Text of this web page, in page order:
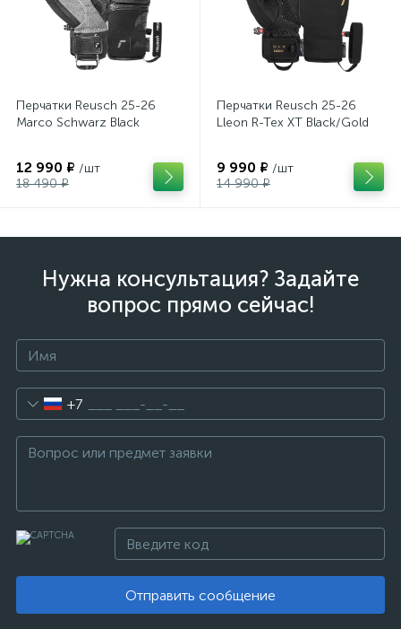
Перчатки Reusch 25-26
Marco Schwarz Black
12 990 ₽ /шт
18 490 ₽
Перчатки Reusch 25-26
Lleon R-Tex XT Black/Gold
9 990 ₽ /шт
14 990 ₽
Нужна консультация? Задайте
вопрос прямо сейчас!
+7
Отправить сообщение